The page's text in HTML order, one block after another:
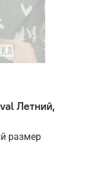
Летний,
размер